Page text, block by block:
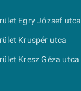
Egry József utca
Kruspér utca
Kresz Géza utca